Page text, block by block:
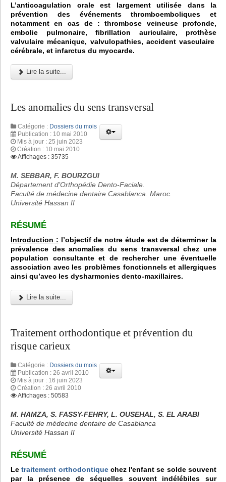
L’anticoagulation orale est largement utilisée dans la
prévention des événements thromboemboliques et
notamment en cas de : thrombose veineuse profonde,
embolie pulmonaire, fibrillation auriculaire, prothèse
valvulaire mécanique, valvulopathies, accident vasculaire
cérébrale, et infarctus du myocarde.
Lire la suite...
Les anomalies du sens transversal
Catégorie : Dossiers du mois
Publication : 10 mai 2010
Mis à jour : 25 juin 2023
Création : 10 mai 2010
Affichages : 35735
M. SEBBAR, F. BOURZGUI
Département d’Orthopédie Dento-Faciale.
Faculté de médecine dentaire Casablanca. Maroc.
Université Hassan II
RÉSUMÉ
Introduction : l’objectif de notre étude est de déterminer la
prévalence des anomalies du sens transversal chez une
population consultante et de rechercher une éventuelle
association avec les problèmes fonctionnels et allergiques
ainsi qu’avec les dysharmonies dento-maxillaires.
Lire la suite...
Traitement orthodontique et prévention du
risque carieux
Catégorie : Dossiers du mois
Publication : 26 avril 2010
Mis à jour : 16 juin 2023
Création : 26 avril 2010
Affichages : 50583
M. HAMZA, S. FASSY-FEHRY, L. OUSEHAL, S. EL ARABI
Faculté de médecine dentaire de Casablanca
Université Hassan II
RÉSUMÉ
Letraitement orthodontiquechez l'enfant se solde souvent
par la présence de séquelles souvent indélébiles sur